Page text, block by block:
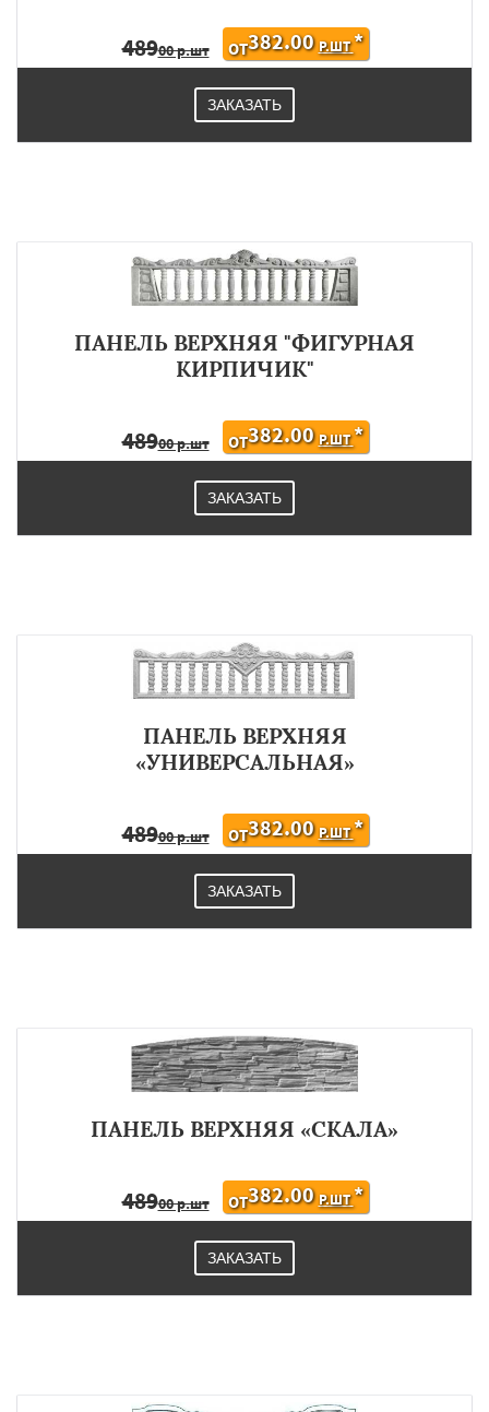
48900 р.шт ОТ382.00 Р.ШТ*
ЗАКАЗАТЬ
ПАНЕЛЬ ВЕРХНЯЯ "ФИГУРНАЯ
КИРПИЧИК"
48900 р.шт ОТ382.00 Р.ШТ*
ЗАКАЗАТЬ
ПАНЕЛЬ ВЕРХНЯЯ
«УНИВЕРСАЛЬНАЯ»
48900 р.шт ОТ382.00 Р.ШТ*
ЗАКАЗАТЬ
ПАНЕЛЬ ВЕРХНЯЯ «СКАЛА»
48900 р.шт ОТ382.00 Р.ШТ*
ЗАКАЗАТЬ